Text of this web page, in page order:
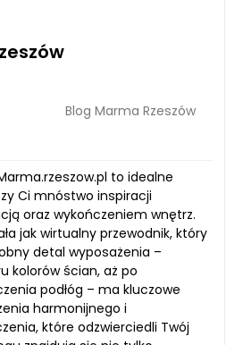
Blog Marma Rzeszów
to idealne
Ci mnóstwo inspiracji
oraz wykończeniem wnętrz.
jak wirtualny przewodnik, który
detal wyposażenia –
kolorów ścian, aż po
podłóg – ma kluczowe
harmonijnego i
które odzwierciedli Twój